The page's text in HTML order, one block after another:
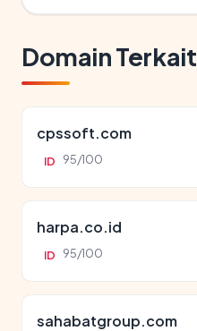
Domain Terkait
cpssoft.com
ID 95/100
harpa.co.id
ID 95/100
sahabatgroup.com